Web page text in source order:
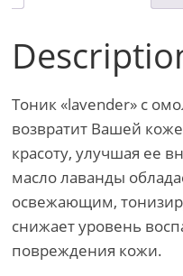
Тоник «lavender» с
возвратит Вашей
красоту, улучшая ее
масло лаванды
освежающим,
снижает уровень
повреждения кожи.